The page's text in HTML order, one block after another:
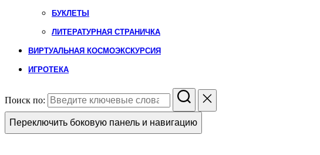
БУКЛЕТЫ
ЛИТЕРАТУРНАЯ СТРАНИЧКА
ВИРТУАЛЬНАЯ КОСМОЭКСКУРСИЯ
ИГРОТЕКА
Поиск по:
Переключить боковую панель и навигацию